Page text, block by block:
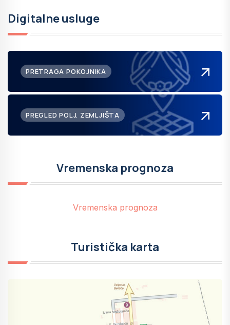
Digitalne usluge
PRETRAGA POKOJNIKA
PREGLED POLJ. ZEMLJIŠTA
Vremenska prognoza
Vremenska prognoza
Turistička karta